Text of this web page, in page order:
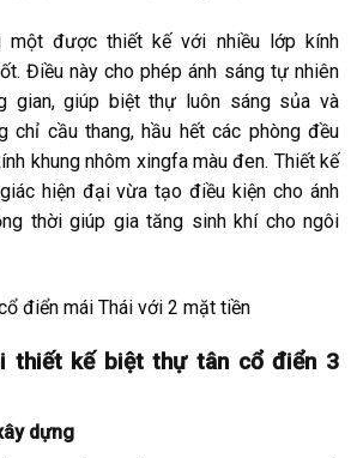
một được thiết kế với nhiều lớp kính
Điều này cho phép ánh sáng tự nhiên
gian, giúp biệt thự luôn sáng sủa và
chỉ cầu thang, hầu hết các phòng đều
khung nhôm xingfa màu đen. Thiết kế
hiện đại vừa tạo điều kiện cho ánh
thời giúp gia tăng sinh khí cho ngôi
thiết kế biệt thự tân cổ điển 3
dựng